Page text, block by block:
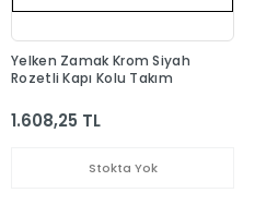
Yelken Zamak Krom Siyah
Rozetli Kapı Kolu Takım
1.608,25 TL
Stokta Yok